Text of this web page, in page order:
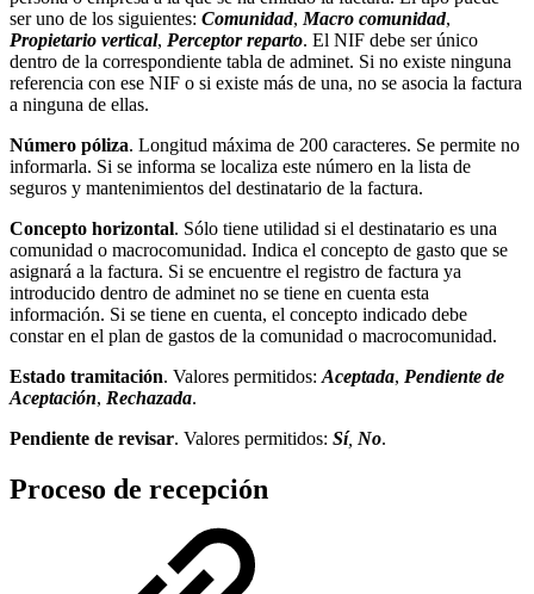
ser uno de los siguientes: Comunidad,Macro comunidad,
Propietario vertical, Perceptor reparto. El NIF debe ser único
dentro de la correspondiente tabla de adminet. Si no existe ninguna
referencia con ese NIF o si existe más de una, no se asocia la factura
a ninguna de ellas.
Número póliza. Longitud máxima de 200 caracteres. Se permite no
informarla. Si se informa se localiza este número en la lista de
seguros y mantenimientos del destinatario de la factura.
Concepto horizontal. Sólo tiene utilidad si el destinatario es una
comunidad o macrocomunidad. Indica el concepto de gasto que se
asignará a la factura. Si se encuentre el registro de factura ya
introducido dentro de adminet no se tiene en cuenta esta
información. Si se tiene en cuenta, el concepto indicado debe
constar en el plan de gastos de la comunidad o macrocomunidad.
Estado tramitación. Valores permitidos:Aceptada, Pendiente de
Aceptación, Rechazada.
Pendiente de revisar. Valores permitidos: Sí, No.
Proceso de recepción